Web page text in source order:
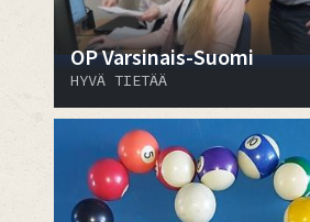
OP Varsinais-Suomi
HYVÄ TIETÄÄ